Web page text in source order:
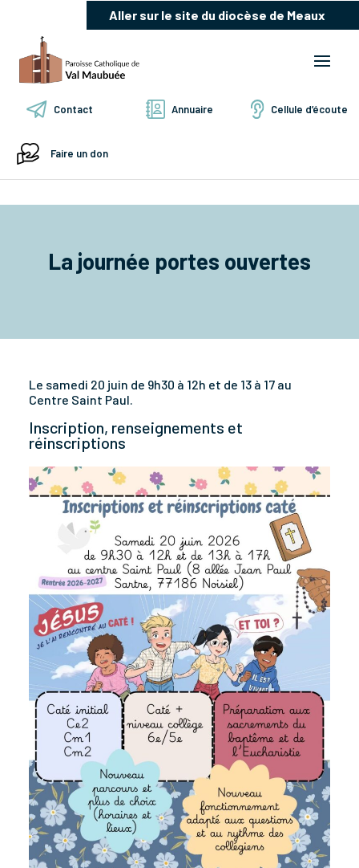
Aller sur le site du diocèse de Meaux
Contact Annuaire Cellule d’écoute
Faire un don
La journée portes ouvertes
Le samedi 20 juin de 9h30 à 12h et de 13 à 17 au
Centre Saint Paul.
Inscription, renseignements et
réinscriptions